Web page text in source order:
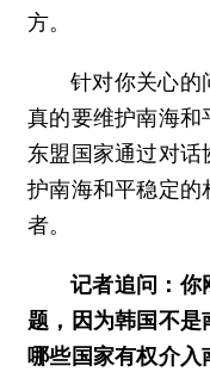
方。
针对你关心的
真的要维护南海和
东盟国家通过对
护南海和平稳定的
者。
记者追问：你
题，因为韩国不是
哪些国家有权介入